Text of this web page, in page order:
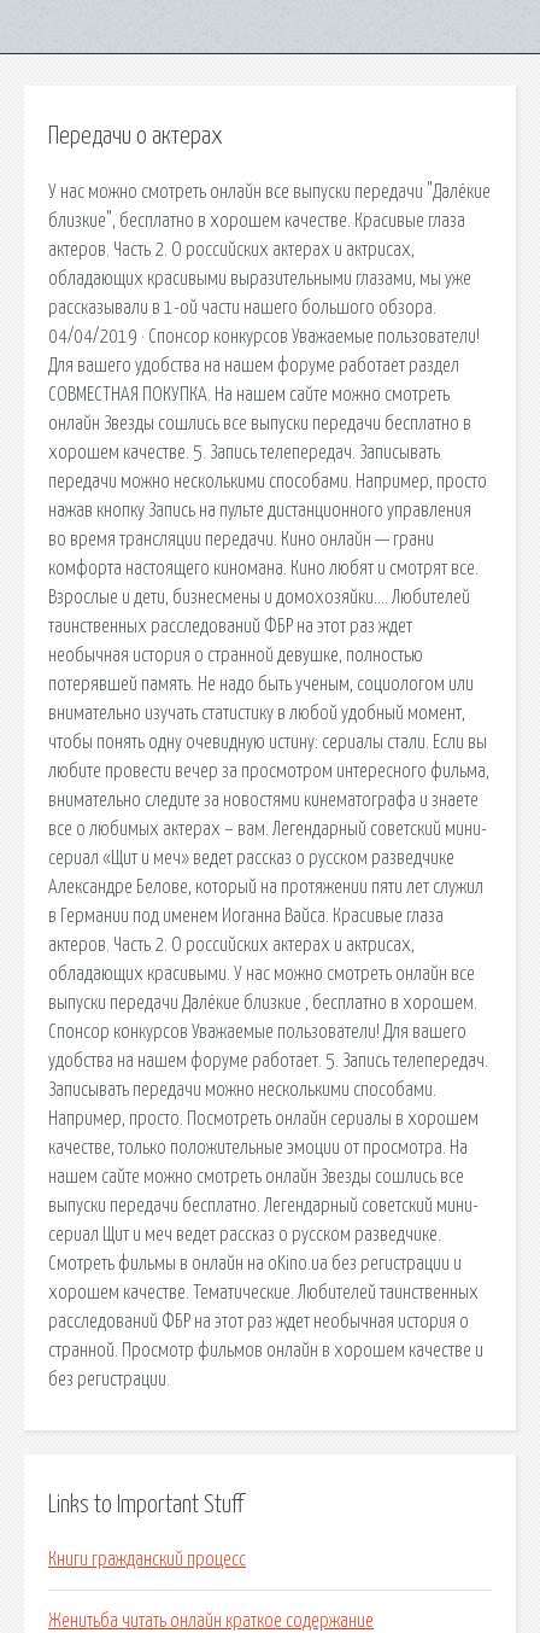
Передачи о актерах
У нас можно смотреть онлайн все выпуски передачи "Далёкие
близкие", бесплатно в хорошем качестве. Красивые глаза
актеров. Часть 2. О российских актерах и актрисах,
обладающих красивыми выразительными глазами, мы уже
рассказывали в 1-ой части нашего большого обзора.
04/04/2019 · Спонсор конкурсов Уважаемые пользователи!
Для вашего удобства на нашем форуме работает раздел
СОВМЕСТНАЯ ПОКУПКА. На нашем сайте можно смотреть
онлайн Звезды сошлись все выпуски передачи бесплатно в
хорошем качестве. 5. Запись телепередач. Записывать
передачи можно несколькими способами. Например, просто
нажав кнопку Запись на пульте дистанционного управления
во время трансляции передачи. Кино онлайн — грани
комфорта настоящего киномана. Кино любят и смотрят все.
Взрослые и дети, бизнесмены и домохозяйки…. Любителей
таинственных расследований ФБР на этот раз ждет
необычная история о странной девушке, полностью
потерявшей память. Не надо быть ученым, социологом или
внимательно изучать статистику в любой удобный момент,
чтобы понять одну очевидную истину: сериалы стали. Если вы
любите провести вечер за просмотром интересного фильма,
внимательно следите за новостями кинематографа и знаете
все о любимых актерах – вам. Легендарный советский мини-
сериал «Щит и меч» ведет рассказ о русском разведчике
Александре Белове, который на протяжении пяти лет служил
в Германии под именем Иоганна Вайса. Красивые глаза
актеров. Часть 2. О российских актерах и актрисах,
обладающих красивыми. У нас можно смотреть онлайн все
выпуски передачи Далёкие близкие , бесплатно в хорошем.
Спонсор конкурсов Уважаемые пользователи! Для вашего
удобства на нашем форуме работает. 5. Запись телепередач.
Записывать передачи можно несколькими способами.
Например, просто. Посмотреть онлайн сериалы в хорошем
качестве, только положительные эмоции от просмотра. На
нашем сайте можно смотреть онлайн Звезды сошлись все
выпуски передачи бесплатно. Легендарный советский мини-
сериал Щит и меч ведет рассказ о русском разведчике.
Смотреть фильмы в онлайн на oKino.ua без регистрации и
хорошем качестве. Тематические. Любителей таинственных
расследований ФБР на этот раз ждет необычная история о
странной. Просмотр фильмов онлайн в хорошем качестве и
без регистрации.
Links to Important Stuff
Книги гражданский процесс
Женитьба читать онлайн краткое содержание